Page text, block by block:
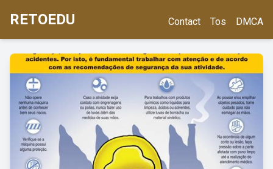
RETOEDU Contact Tos DMCA